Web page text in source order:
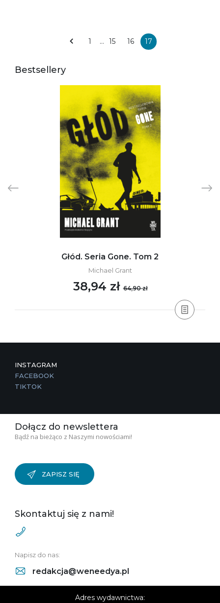
1 … 15 16 17
Bestsellery
Głód. Seria Gone. Tom 2
Michael Grant
38,94 zł64,90 zł
INSTAGRAM
FACEBOOK
TIKTOK
Dołącz do newslettera
Bądź na bieżąco z Naszymi nowościami!
ZAPISZ SIĘ
Skontaktuj się z nami!
Napisz do nas:
redakcja@weneedya.pl
Adres wydawnictwa: